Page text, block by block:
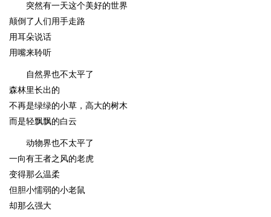
突然有一天这个美好的世界
颠倒了人们用手走路
用耳朵说话
用嘴来聆听
自然界也不太平了
森林里长出的
不再是绿绿的小草，高大的树木
而是轻飘飘的白云
动物界也不太平了
一向有王者之风的老虎
变得那么温柔
但胆小懦弱的小老鼠
却那么强大